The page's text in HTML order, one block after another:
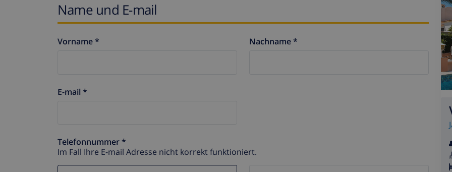
Name und E-mail
Vorname * Nachname *
E-mail *
Telefonnummer *
Im Fall Ihre E-mail Adresse nicht korrekt funktioniert.